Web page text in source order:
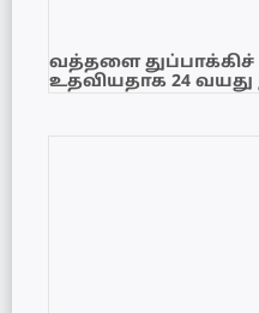
வத்தளை துப்பாக்கிச்
உதவியதாக 24